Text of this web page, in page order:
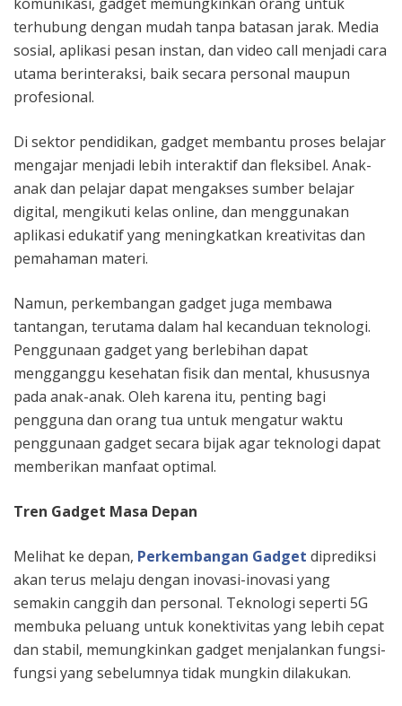
terhubung dengan mudah tanpa batasan jarak. Media
sosial, aplikasi pesan instan, dan video call menjadi cara
utama berinteraksi, baik secara personal maupun
profesional.
Di sektor pendidikan, gadget membantu proses belajar
mengajar menjadi lebih interaktif dan fleksibel. Anak-
anak dan pelajar dapat mengakses sumber belajar
digital, mengikuti kelas online, dan menggunakan
aplikasi edukatif yang meningkatkan kreativitas dan
pemahaman materi.
Namun, perkembangan gadget juga membawa
tantangan, terutama dalam hal kecanduan teknologi.
Penggunaan gadget yang berlebihan dapat
mengganggu kesehatan fisik dan mental, khususnya
pada anak-anak. Oleh karena itu, penting bagi
pengguna dan orang tua untuk mengatur waktu
penggunaan gadget secara bijak agar teknologi dapat
memberikan manfaat optimal.
Tren Gadget Masa Depan
Melihat ke depan, Perkembangan Gadget diprediksi
akan terus melaju dengan inovasi-inovasi yang
semakin canggih dan personal. Teknologi seperti 5G
membuka peluang untuk konektivitas yang lebih cepat
dan stabil, memungkinkan gadget menjalankan fungsi-
fungsi yang sebelumnya tidak mungkin dilakukan.